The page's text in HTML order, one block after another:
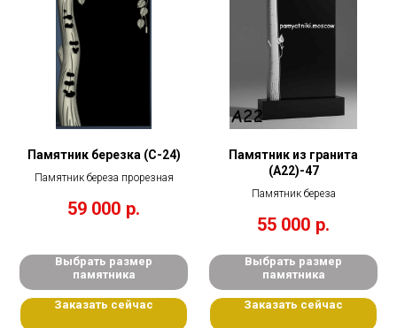
Памятник березка (С-24)
Памятник береза прорезная
59 000 р.
Выбрать размер
памятника
Заказать сейчас
Памятник из гранита
(А22)-47
Памятник береза
55 000 р.
Выбрать размер
памятника
Заказать сейчас